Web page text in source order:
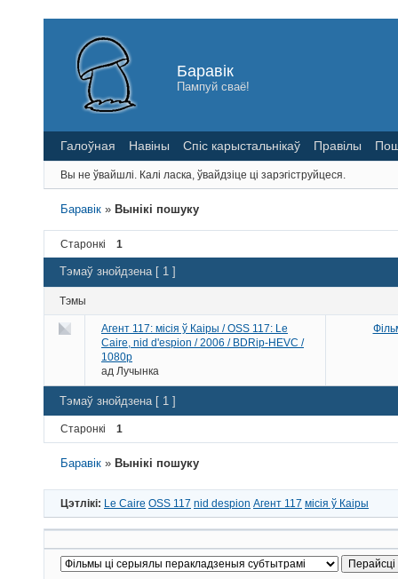
Баравік
Пампуй сваё!
Галоўная Навіны Спіс карыстальнікаў Правілы
Вы не ўвайшлі. Калі ласка, ўвайдзіце ці зарэгіструйцеся.
Баравік » Вынікі пошуку
Старонкі 1
Тэмаў знойдзена [ 1 ]
Тэмы
Агент 117: місія ў Каіры / OSS 117: Le
Caire, nid d'espion / 2006 / BDRip-HEVC /
1080p
ад Лучынка
Тэмаў знойдзена [ 1 ]
Старонкі 1
Баравік » Вынікі пошуку
Цэтлікі: Le Caire OSS 117 nid despion Агент 117 місія ў Каіры